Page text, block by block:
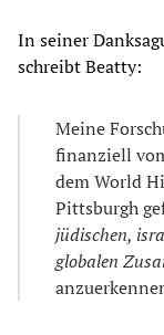
In seiner
schreibt Beatty:
Meine
finanziell
dem World
Pittsburgh
jüdischen,
globalen